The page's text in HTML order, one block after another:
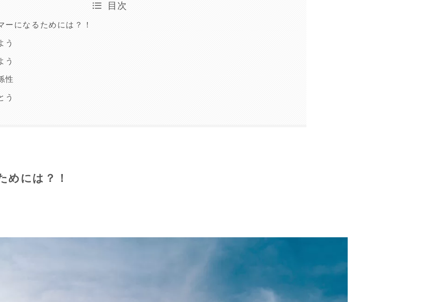
目次
ーになるためには？！
う
う
性
う
めには？！